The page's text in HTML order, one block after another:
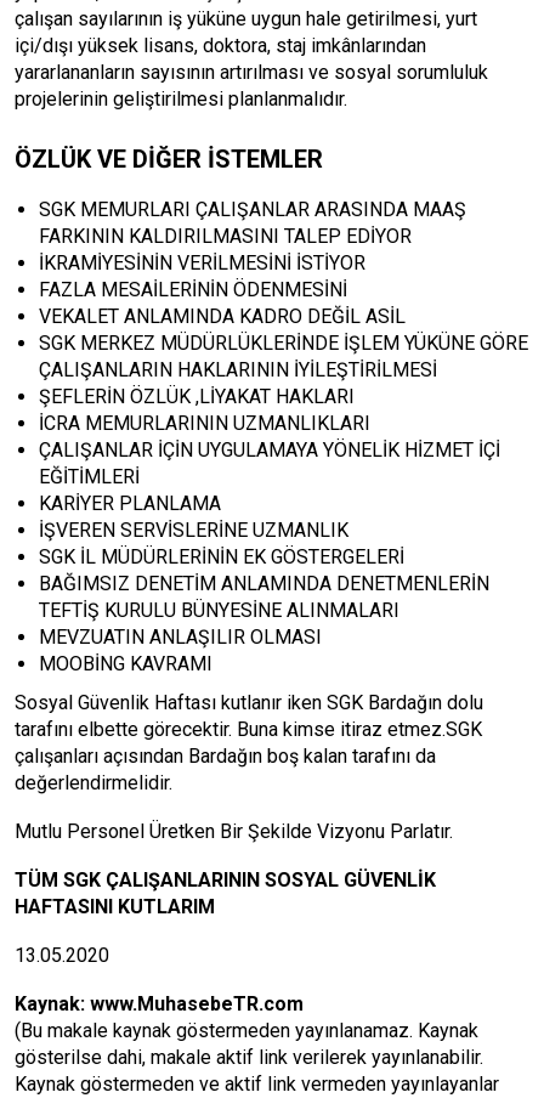
çalışan sayılarının iş yüküne uygun hale getirilmesi, yurt
içi/dışı yüksek lisans, doktora, staj imkânlarından
yararlananların sayısının artırılması ve sosyal sorumluluk
projelerinin geliştirilmesi planlanmalıdır.
ÖZLÜK VE DİĞER İSTEMLER
SGK MEMURLARI ÇALIŞANLAR ARASINDA MAAŞ
FARKININ KALDIRILMASINI TALEP EDİYOR
İKRAMİYESİNİN VERİLMESİNİ İSTİYOR
FAZLA MESAİLERİNİN ÖDENMESİNİ
VEKALET ANLAMINDA KADRO DEĞİL ASİL
SGK MERKEZ MÜDÜRLÜKLERİNDE İŞLEM YÜKÜNE GÖRE
ÇALIŞANLARIN HAKLARININ İYİLEŞTİRİLMESİ
ŞEFLERİN ÖZLÜK ,LİYAKAT HAKLARI
İCRA MEMURLARININ UZMANLIKLARI
ÇALIŞANLAR İÇİN UYGULAMAYA YÖNELİK HİZMET İÇİ
EĞİTİMLERİ
KARİYER PLANLAMA
İŞVEREN SERVİSLERİNE UZMANLIK
SGK İL MÜDÜRLERİNİN EK GÖSTERGELERİ
BAĞIMSIZ DENETİM ANLAMINDA DENETMENLERİN
TEFTİŞ KURULU BÜNYESİNE ALINMALARI
MEVZUATIN ANLAŞILIR OLMASI
MOOBİNG KAVRAMI
Sosyal Güvenlik Haftası kutlanır iken SGK Bardağın dolu
tarafını elbette görecektir. Buna kimse itiraz etmez.SGK
çalışanları açısından Bardağın boş kalan tarafını da
değerlendirmelidir.
Mutlu Personel Üretken Bir Şekilde Vizyonu Parlatır.
TÜM SGK ÇALIŞANLARININ SOSYAL GÜVENLİK
HAFTASINI KUTLARIM
13.05.2020
Kaynak: www.MuhasebeTR.com
(Bu makale kaynak göstermeden yayınlanamaz. Kaynak
gösterilse dahi, makale aktif link verilerek yayınlanabilir.
Kaynak göstermeden ve aktif link vermeden yayınlayanlar